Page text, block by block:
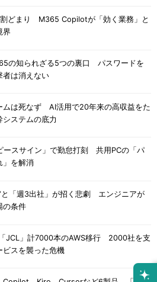
どまり M365 Copilotが「効く業務」と
界
の知られざる5つの裏口 パスワードを
者は消えない
ムは死なず AI活用で20年来の高収益をた
システムの底力
ースサイン」で勤怠打刻 共用PCの「パ
」を解消
と「週3出社」が招く悲劇 エンジニアが
の条件
「JCL」計7000本のAWS移行 2000社を支
ビスを襲った危機